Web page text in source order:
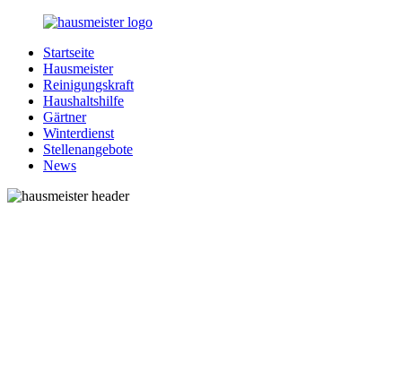
Zurück
Inhalt
Hausmeister.de
Alles
rund
Ihren
Haushalt
Startseite
Hausmeister
Reinigungskraft
Haushaltshilfe
Gärtner
Winterdienst
Stellenangebote
News